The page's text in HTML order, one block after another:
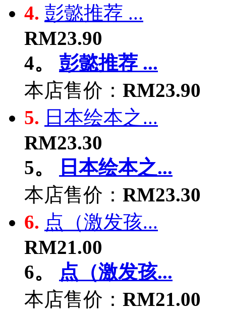
4. 彭懿推荐 ...
RM23.90
4。
彭懿推荐 ...
本店售价： RM23.90
5. 日本绘本之...
RM23.30
5。
日本绘本之...
本店售价： RM23.30
6. 点（激发孩...
RM21.00
6。
点（激发孩...
本店售价： RM21.00